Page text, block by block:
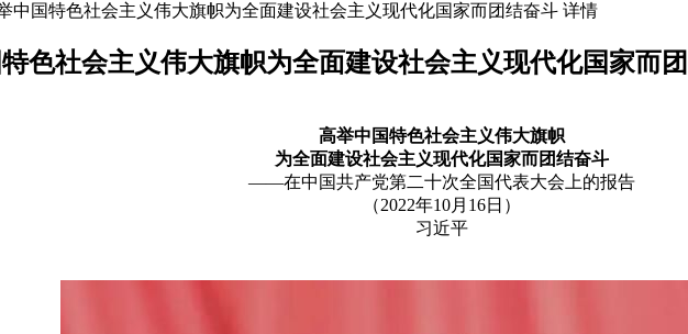
中国特色社会主义伟大旗帜为全面建设社会主义现代化国家而团结奋斗 详情
特色社会主义伟大旗帜为全面建设社会主义现代化国家而
高举中国特色社会主义伟大旗帜
为全面建设社会主义现代化国家而团结奋斗
——在中国共产党第二十次全国代表大会上的报告
（2022年10月16日）
习近平